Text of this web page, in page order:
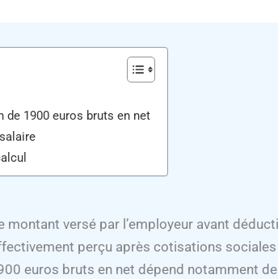
de 1900 euros bruts en net
montant versé par l’employeur avant
perçu après cotisations
euros bruts en net dépend notamment